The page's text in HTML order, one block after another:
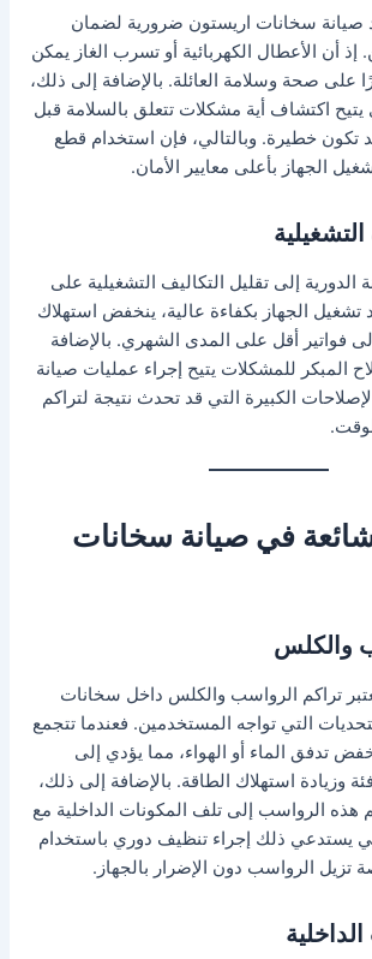
صيانة سخانات اريستون ضرورية لضمان
أن الأعطال الكهربائية أو تسرب الغاز يمكن
على صحة وسلامة العائلة. بالإضافة إلى ذلك،
اكتشاف أية مشكلات تتعلق بالسلامة قبل
خطيرة. وبالتالي، فإن استخدام قطع
الجهاز بأعلى معايير الأمان.
الدورية إلى تقليل التكاليف التشغيلية على
تشغيل الجهاز بكفاءة عالية، ينخفض استهلاك
فواتير أقل على المدى الشهري. بالإضافة
المبكر للمشكلات يتيح إجراء عمليات صيانة
الكبيرة التي قد تحدث نتيجة لتراكم
في صيانة سخانات
والكلس
تراكم الرواسب والكلس داخل سخانات
التي تواجه المستخدمين. فعندما تتجمع
تدفق الماء أو الهواء، مما يؤدي إلى
وزيادة استهلاك الطاقة. بالإضافة إلى ذلك،
هذه الرواسب إلى تلف المكونات الداخلية مع
يستدعي ذلك إجراء تنظيف دوري باستخدام
الرواسب دون الإضرار بالجهاز.